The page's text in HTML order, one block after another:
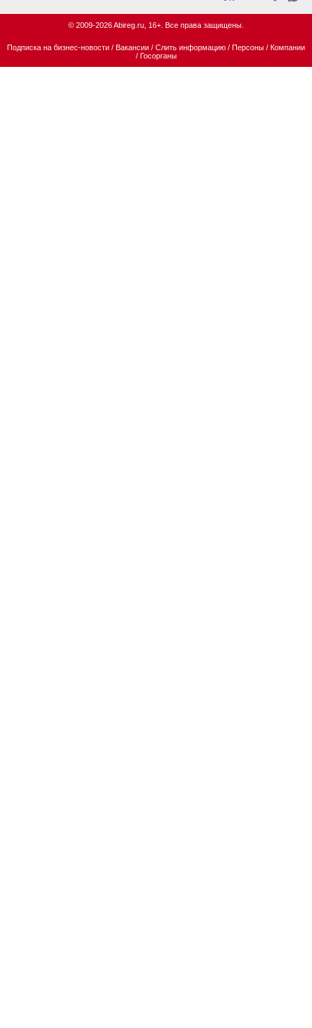
© 2009-2026 Abireg.ru, 16+. Все права защищены.
Подписка на бизнес-новости / Вакансии / Слить информацию / Персоны / Компании
/ Госорганы